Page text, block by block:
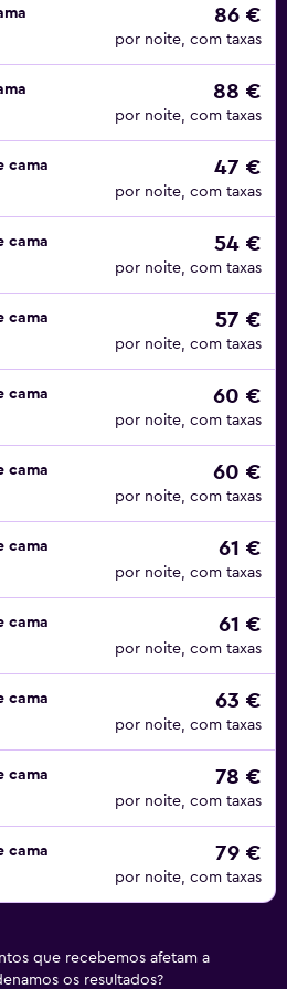
86 €
por noite, com taxas
88 €
por noite, com taxas
cama
47 €
por noite, com taxas
cama
54 €
por noite, com taxas
cama
57 €
por noite, com taxas
cama
60 €
por noite, com taxas
cama
60 €
por noite, com taxas
cama
61 €
por noite, com taxas
cama
61 €
por noite, com taxas
cama
63 €
por noite, com taxas
cama
78 €
por noite, com taxas
cama
79 €
por noite, com taxas
que recebemos afetam a
os resultados?